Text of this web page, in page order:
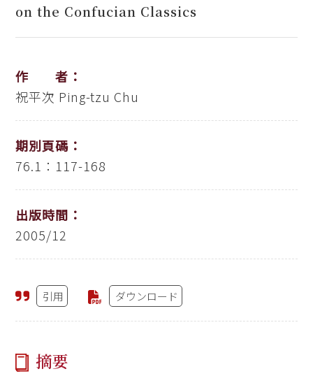
on the Confucian Classics
作 者：
祝平次 Ping-tzu Chu
期別頁碼：
76.1：117-168
出版時間：
2005/12
引用 ダウンロード
摘要